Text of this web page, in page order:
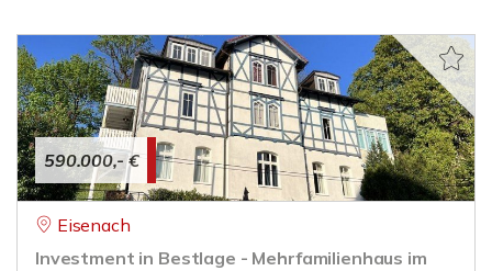
590.000,- €
Eisenach
Investment in Bestlage - Mehrfamilienhaus im